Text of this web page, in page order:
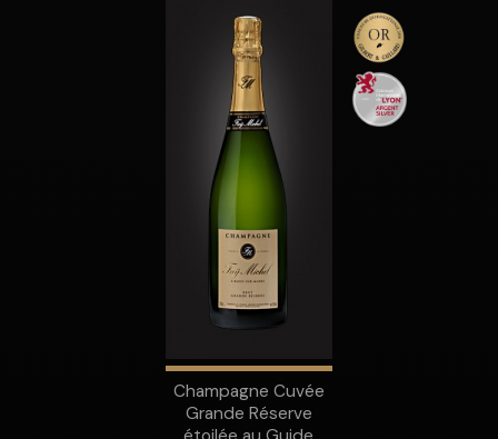
Champagne Cuvée
Grande Réserve